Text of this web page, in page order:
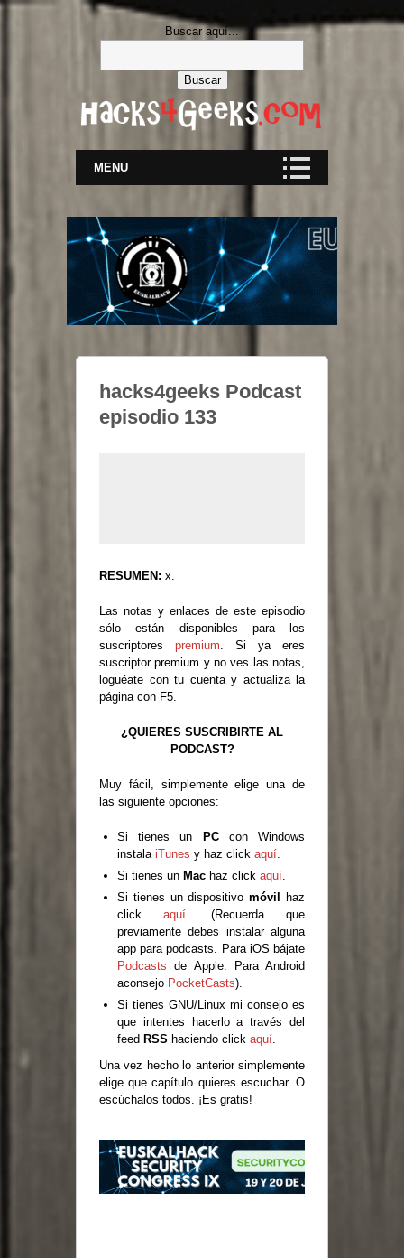
Buscar aquí...
MENU
hacks4geeks Podcast
episodio 133
RESUMEN: x.
Las notas y enlaces de este episodio
sólo están disponibles para los
suscriptores premium. Si ya eres
suscriptor premium y no ves las notas,
loguéate con tu cuenta y actualiza la
página con F5.
¿QUIERES SUSCRIBIRTE AL
PODCAST?
Muy fácil, simplemente elige una de
las siguiente opciones:
Si tienes un PC con Windows
instala iTunes y haz click aquí.
Si tienes un Mac haz click aquí.
Si tienes un dispositivomóvil
haz
click aquí. (Recuerda que
previamente debes instalar alguna
app para podcasts. Para iOS bájate
Podcasts de Apple. Para Android
aconsejo PocketCasts).
Si tienes GNU/Linux mi consejo es
que intentes hacerlo a través del
feed RSS haciendo click aquí.
Una vez hecho lo anterior simplemente
elige que capítulo quieres escuchar. O
escúchalos todos. ¡Es gratis!